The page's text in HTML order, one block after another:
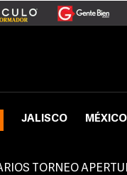
JALISCO MÉXICO
TORNEO